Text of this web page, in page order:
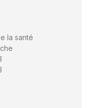
la santé